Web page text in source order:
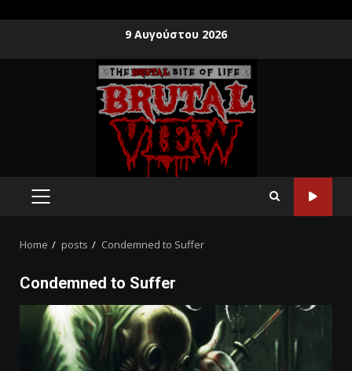
9 Αυγούστου 2026
Home posts Condemned to Suffer
Condemned to Suffer